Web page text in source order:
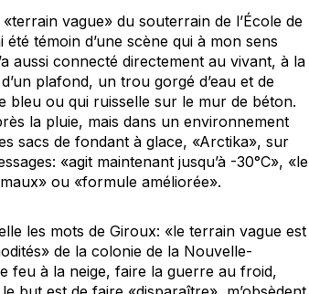
vague» du souterrain de l’École de
été témoin d’une scène qui à mon sens
aussi connecté directement au vivant, à la
plafond, un trou gorgé d’eau et de
bleu ou qui ruisselle sur le mur de béton.
la pluie, mais dans un environnement
sacs de fondant à glace, «Arctika», sur
«agit maintenant jusqu’à -30°C», «le
ou «formule améliorée».
les mots de Giroux: «le terrain vague est
de la colonie de la Nouvelle-
feu à la neige, faire la guerre au froid,